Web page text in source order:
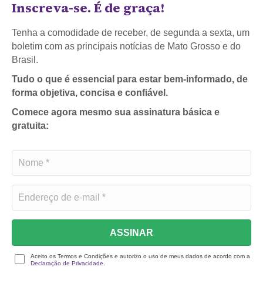
Inscreva-se. É de graça!
Tenha a comodidade de receber, de segunda a sexta, um
boletim com as principais notícias de Mato Grosso e do
Brasil.
Tudo o que é essencial para estar bem-informado, de
forma objetiva, concisa e confiável.
Comece agora mesmo sua assinatura básica e
gratuita:
ASSINAR
Aceito os Termos e Condições e autorizo o uso de meus dados de acordo com a
Declaração de Privacidade.